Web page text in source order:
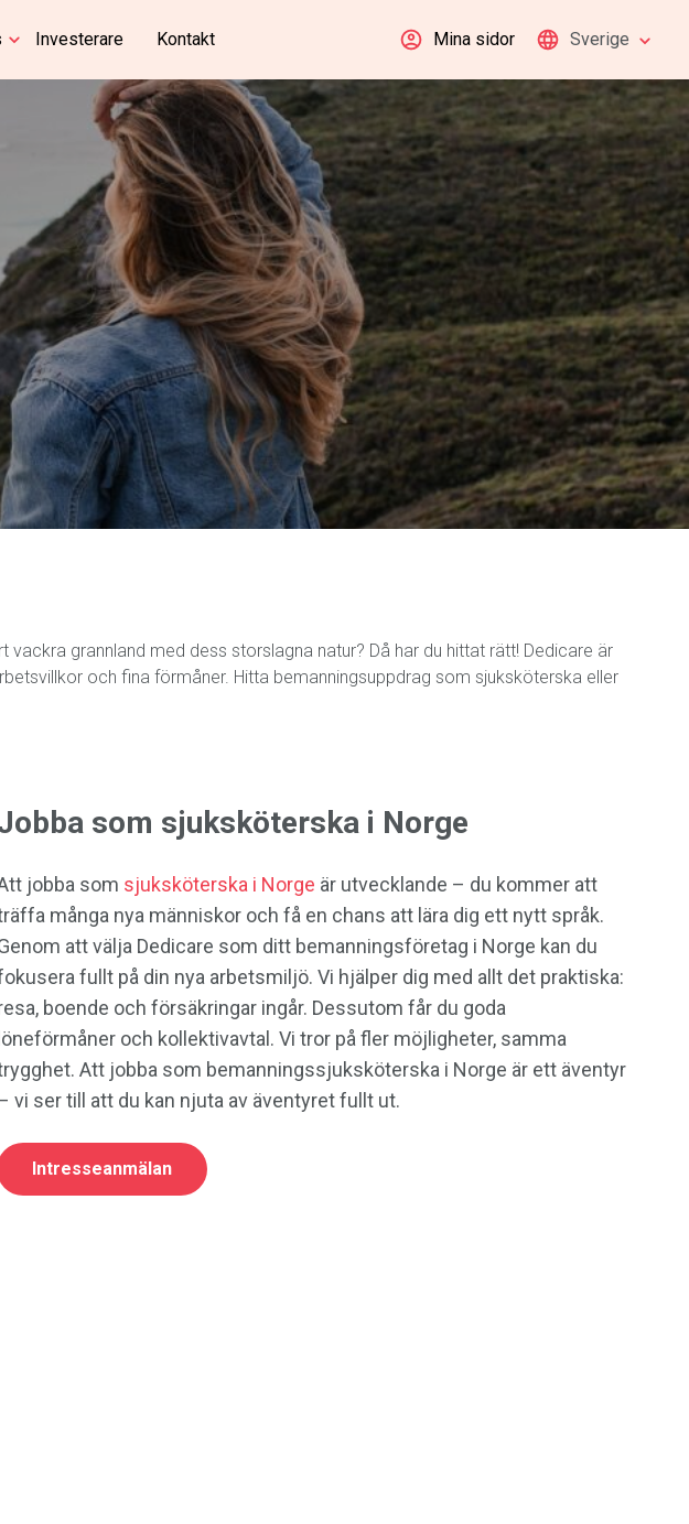
Investerare Kontakt Mina sidor Sverige
grannland med dess storslagna natur? Då har du hittat rätt! Dedicare är
och fina förmåner. Hitta bemanningsuppdrag som sjuksköterska eller
som sjuksköterska i Norge
jobba som sjuksköterska i Norge är utvecklande – du kommer att
många nya människor och få en chans att lära dig ett nytt språk.
att välja Dedicare som ditt bemanningsföretag i Norge kan du
fullt på din nya arbetsmiljö. Vi hjälper dig med allt det praktiska:
boende och försäkringar ingår. Dessutom får du goda
löneförmåner och kollektivavtal. Vi tror på fler möjligheter, samma
Att jobba som bemanningssjuksköterska i Norge är ett äventyr
vi ser till att du kan njuta av äventyret fullt ut.
Intresseanmälan